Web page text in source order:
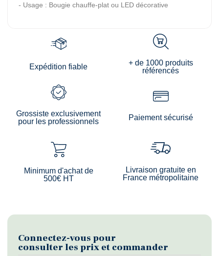
- Usage : Bougie chauffe-plat ou LED décorative
Expédition fiable
+ de 1000 produits
référencés
Grossiste exclusivement
pour les professionnels
Paiement sécurisé
Minimum d'achat de
500€ HT
Livraison gratuite en
France métropolitaine
Connectez-vous pour
consulter les prix et commander